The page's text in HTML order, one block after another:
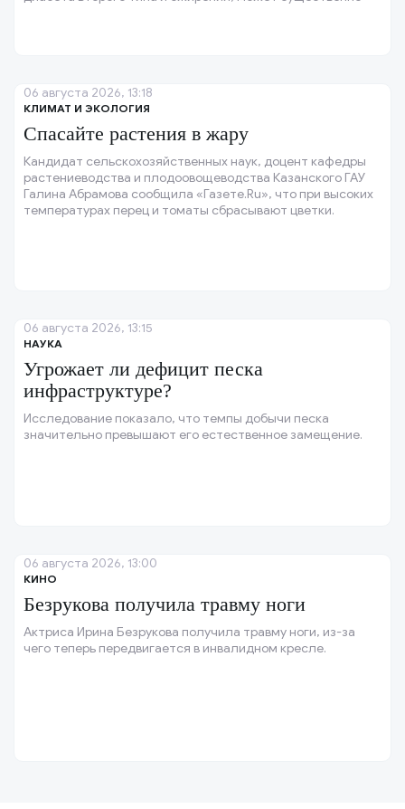
КЛИМАТ И ЭКОЛОГИЯ
Спасайте растения в жару
Кандидат сельскохозяйственных наук, доцент кафедры
растениеводства и плодоовощеводства Казанского ГАУ
Галина Абрамова сообщила «Газете.Ru», что при высоких
температурах перец и томаты сбрасывают цветки.
06 августа 2026, 13:18
НАУКА
Угрожает ли дефицит песка
инфраструктуре?
Исследование показало, что темпы добычи песка
значительно превышают его естественное замещение.
06 августа 2026, 13:15
КИНО
Безрукова получила травму ноги
Актриса Ирина Безрукова получила травму ноги, из-за
чего теперь передвигается в инвалидном кресле.
06 августа 2026, 13:00